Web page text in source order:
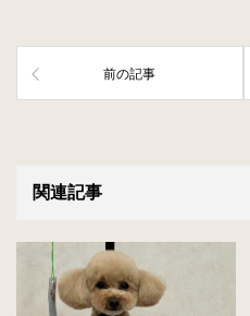
前の記事
関連記事